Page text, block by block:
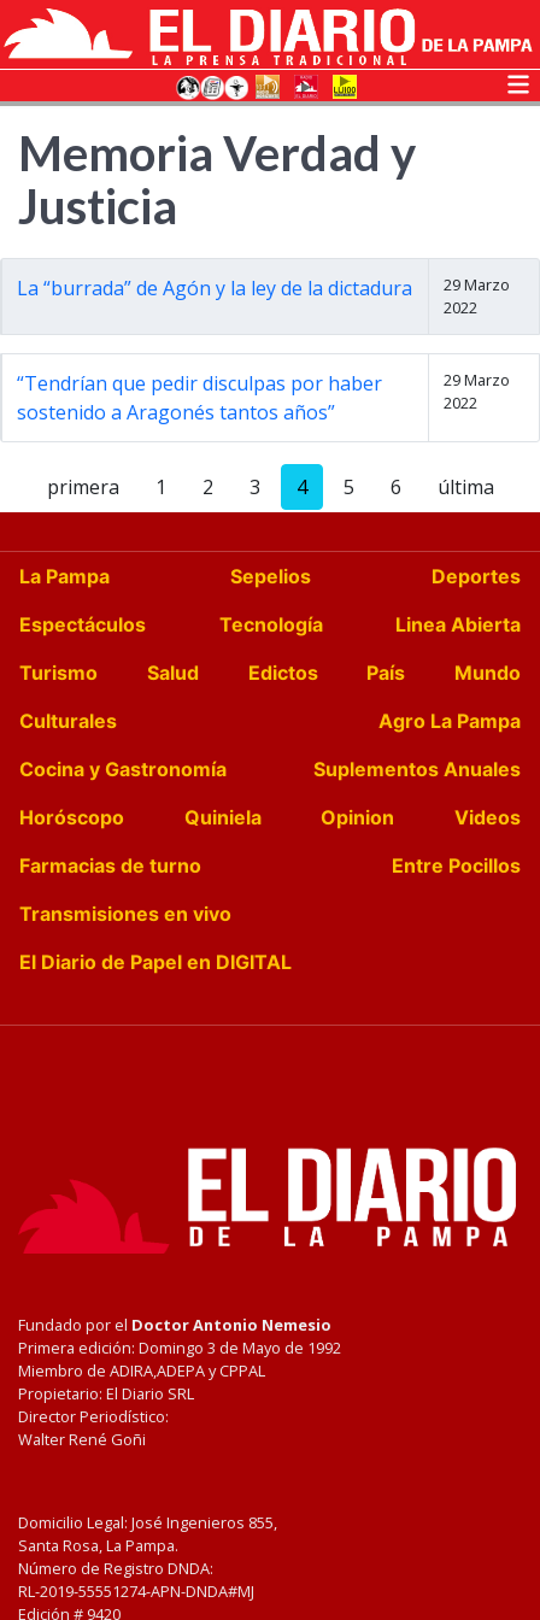
Memoria Verdad y
Justicia
La “burrada” de Agón y la ley de la dictadura
29 Marzo
2022
“Tendrían que pedir disculpas por haber
sostenido a Aragonés tantos años”
29 Marzo
2022
primera 1 2 3 4 5 6 última
La Pampa Sepelios
Deportes
Espectáculos
Tecnología
Linea Abierta
Turismo
Salud Edictos País
Mundo
Culturales
Agro La Pampa
Cocina y Gastronomía
Suplementos Anuales
Horóscopo
Quiniela Opinion
Videos
Farmacias de turno
Entre Pocillos
Transmisiones en vivo
El Diario de Papel en DIGITAL
Fundado por el Doctor Antonio Nemesio
Primera edición: Domingo 3 de Mayo de 1992
Miembro de ADIRA,ADEPA y CPPAL
Propietario: El Diario SRL
Director Periodístico:
Walter René Goñi
Domicilio Legal: José Ingenieros 855,
Santa Rosa, La Pampa.
Número de Registro DNDA:
RL-2019-55551274-APN-DNDA#MJ
Edición # 9420